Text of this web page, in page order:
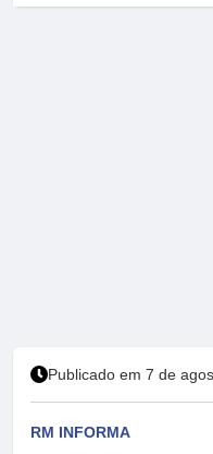
Publicado em 7 de
RM INFORMA